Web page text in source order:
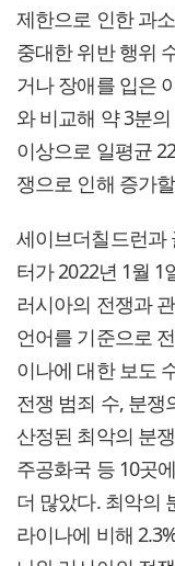
제한으로 인한 과
중대한 위반 행위
거나 장애를 입은
와 비교해 약 3분
이상으로 일평균
쟁으로 인해 증가
세이브더칠드런과
터가 2022년 1월 1
러시아의 전쟁과
언어를 기준으로
이나에 대한 보도
전쟁 범죄 수, 분쟁
산정된 최악의 분
주공화국 등 10곳
더 많았다. 최악의
라이나에 비해